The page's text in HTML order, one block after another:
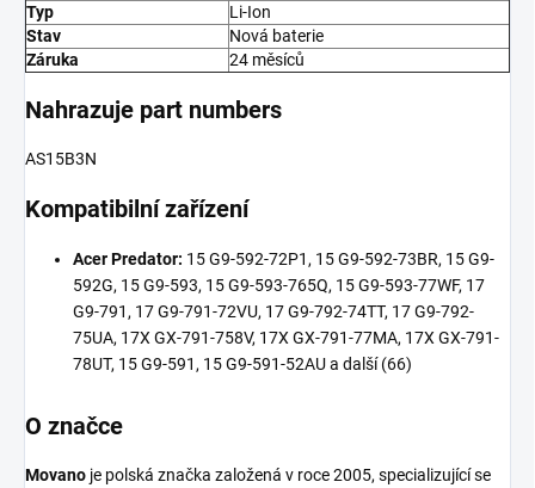
Typ
Li-Ion
Stav
Nová baterie
Záruka
24 měsíců
Nahrazuje part numbers
AS15B3N
Kompatibilní zařízení
Acer Predator: 15 G9-592-72P1, 15 G9-592-73BR, 15 G9-
592G, 15 G9-593, 15 G9-593-765Q, 15 G9-593-77WF, 17
G9-791, 17 G9-791-72VU, 17 G9-792-74TT, 17 G9-792-
75UA, 17X GX-791-758V, 17X GX-791-77MA, 17X GX-791-
78UT, 15 G9-591, 15 G9-591-52AU a další (66)
O značce
Movano je polská značka založená v roce 2005, specializující se